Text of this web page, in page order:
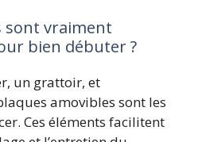
sont vraiment
bien débuter ?
un grattoir, et
amovibles sont les
Ces éléments facilitent